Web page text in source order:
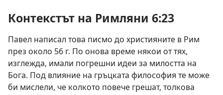
Контекстът на Римляни 6:23
Павел написал това писмо до християните в Рим
през около 56 г. По онова време някои от тях,
изглежда, имали погрешни идеи за милостта на
Бога. Под влияние на гръцката философия те може
би мислели, че колкото повече грешат, толкова